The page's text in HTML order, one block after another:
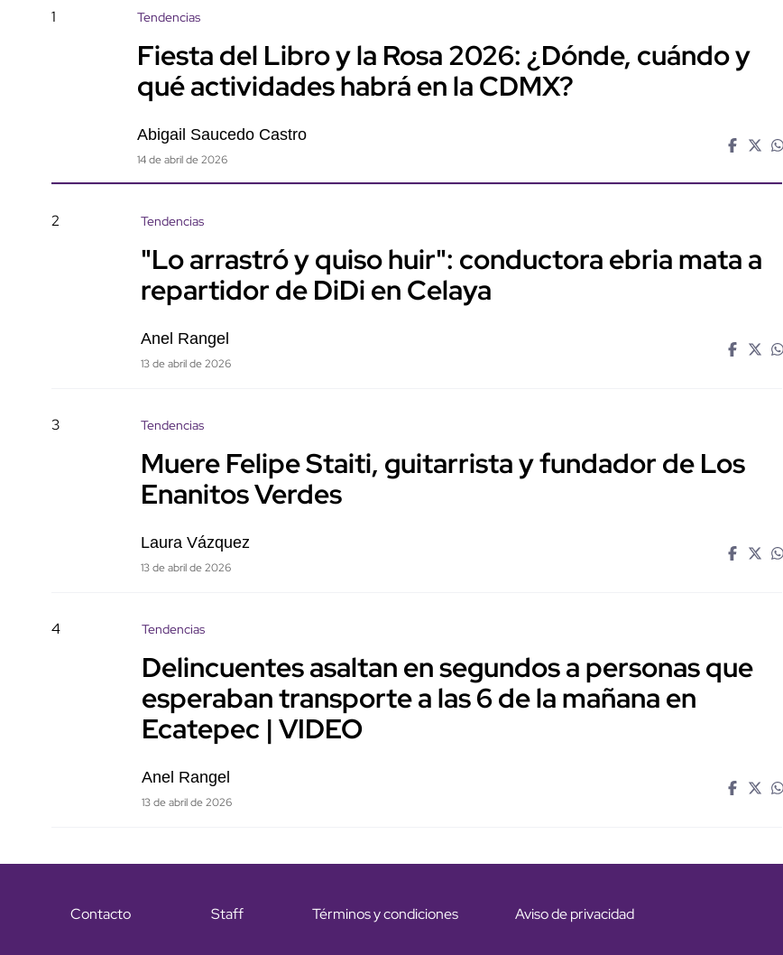
1 Tendencias
Fiesta del Libro y la Rosa 2026: ¿Dónde, cuándo y
qué actividades habrá en la CDMX?
Abigail Saucedo Castro
14 de abril de 2026
2 Tendencias
"Lo arrastró y quiso huir": conductora ebria mata a
repartidor de DiDi en Celaya
Anel Rangel
13 de abril de 2026
3 Tendencias
Muere Felipe Staiti, guitarrista y fundador de Los
Enanitos Verdes
Laura Vázquez
13 de abril de 2026
4 Tendencias
Delincuentes asaltan en segundos a personas que
esperaban transporte a las 6 de la mañana en
Ecatepec | VIDEO
Anel Rangel
13 de abril de 2026
Contacto Staff Términos y condiciones Aviso de privacidad